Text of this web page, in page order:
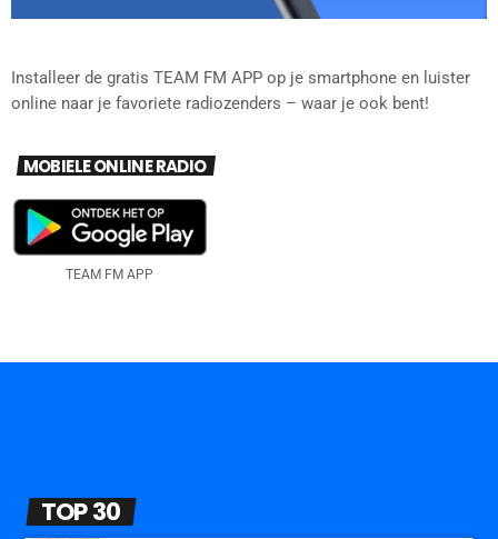
Installeer de gratis TEAM FM APP op je smartphone en luister
online naar je favoriete radiozenders – waar je ook bent!
MOBIELE ONLINE RADIO
TEAM FM APP
TOP 30